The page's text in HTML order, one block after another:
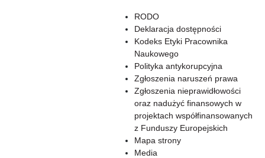
RODO
Deklaracja dostępności
Kodeks Etyki Pracownika
Naukowego
Polityka antykorupcyjna
Zgłoszenia naruszeń prawa
Zgłoszenia nieprawidłowości
oraz nadużyć finansowych w
projektach współfinansowanych
z Funduszy Europejskich
Mapa strony
Media